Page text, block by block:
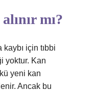
mı?
kaybı için tıbbi
yoktur. Kan
yeni kan
Ancak bu